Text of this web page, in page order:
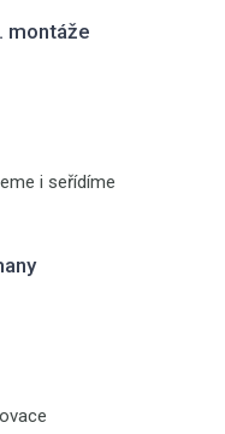
montáže
i seřídíme